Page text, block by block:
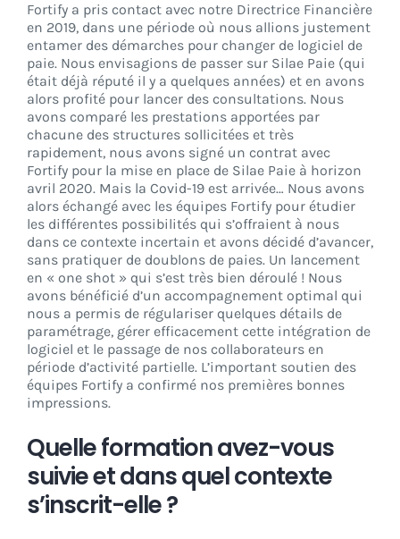
Fortify a pris contact avec notre Directrice Financière
en 2019, dans une période où nous allions justement
entamer des démarches pour changer de logiciel de
paie. Nous envisagions de passer sur Silae Paie (qui
était déjà réputé il y a quelques années) et en avons
alors profité pour lancer des consultations. Nous
avons comparé les prestations apportées par
chacune des structures sollicitées et très
rapidement, nous avons signé un contrat avec
Fortify pour la mise en place de Silae Paie à horizon
avril 2020. Mais la Covid-19 est arrivée… Nous avons
alors échangé avec les équipes Fortify pour étudier
les différentes possibilités qui s’offraient à nous
dans ce contexte incertain et avons décidé d’avancer,
sans pratiquer de doublons de paies. Un lancement
en « one shot » qui s’est très bien déroulé ! Nous
avons bénéficié d’un accompagnement optimal qui
nous a permis de régulariser quelques détails de
paramétrage, gérer efficacement cette intégration de
logiciel et le passage de nos collaborateurs en
période d’activité partielle. L’important soutien des
équipes Fortify a confirmé nos premières bonnes
impressions.
Quelle formation avez-vous
suivie et dans quel contexte
s’inscrit-elle ?